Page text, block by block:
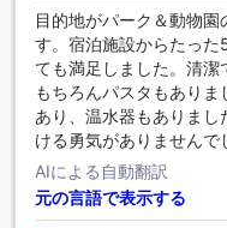
目的地がパーク＆動物
す。宿泊施設からたった
ても満足しました。清潔
もちろんパスタもあり
あり、温水器もありま
ける勇気がありませんで
AIによる自動翻訳
元の言語で表示する